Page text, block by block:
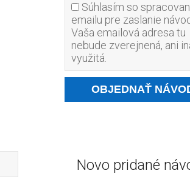
Súhlasím so
emailu pre zaslanie
Vaša emailová adresa tu
nebude zverejnená, ani
využitá.
Novo pridané